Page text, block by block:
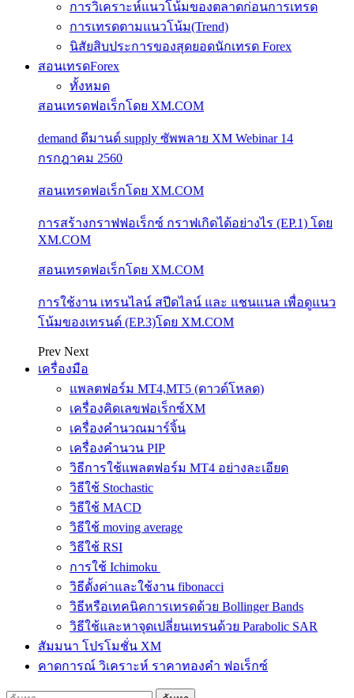
การวิเคราะห์แนวโน้มของตลาดก่อนการเทรด
การเทรดตามแนวโน้ม(Trend)
นิสัยสิบประการของสุดยอดนักเทรด Forex
สอนเทรดForex
ทั้งหมด
สอนเทรดฟอเร็กโดย XM.COM
demand ดีมานด์ supply ซัพพลาย XM Webinar 14
กรกฎาคม 2560
สอนเทรดฟอเร็กโดย XM.COM
การสร้างกราฟฟอเร็กซ์ กราฟเกิดได้อย่างไร (EP.1) โดย
XM.COM
สอนเทรดฟอเร็กโดย XM.COM
การใช้งาน เทรนไลน์ สปีดไลน์ และ แชนแนล เพื่อดูแนว
โน้มของเทรนด์ (EP.3)โดย XM.COM
Prev Next
เครื่องมือ
แพลตฟอร์ม MT4,MT5 (ดาวด์โหลด)
เครื่องคิดเลขฟอเร็กซ์XM
เครื่องคำนวณมาร์จิ้น
เครื่องคำนวน PIP
วิธีการใช้แพลตฟอร์ม MT4 อย่างละเอียด
วิธีใช้ Stochastic
วิธีใช้ MACD
วิธีใช้ moving average
วิธีใช้ RSI
การใช้ Ichimoku
วิธีตั้งค่าและใช้งาน fibonacci
วิธีหรือเทคนิคการเทรดด้วย Bollinger Bands
วิธีใช้และหาจุดเปลี่ยนเทรนด้วย Parabolic SAR
สัมมนา โปรโมชั่น XM
คาดการณ์ วิเคราะห์ ราคาทองคำ ฟอเร็กซ์